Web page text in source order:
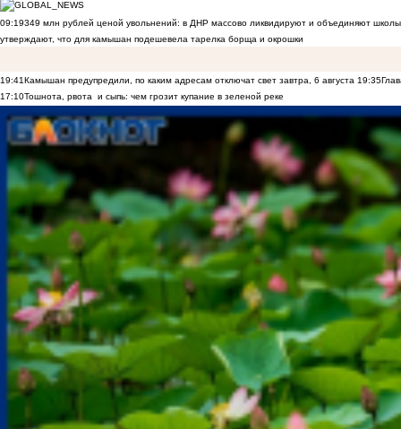
09:19349 млн рублей ценой увольнений: в ДНР массово ликвидируют и объединяют
утверждают, что для камышан подешевела тарелка борща и окрошки
19:41Камышан предупредили, по каким адресам отключат свет завтра, 6 августа 19:35
17:10Тошнота, рвота и сыпь: чем грозит купание в зеленой реке